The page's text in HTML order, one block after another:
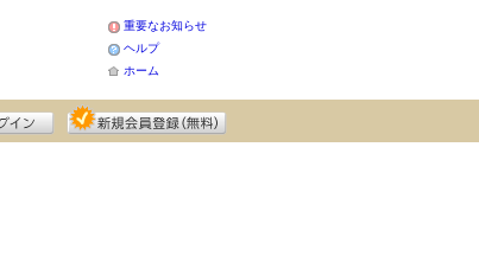
重要なお知らせ
ヘルプ
ホーム